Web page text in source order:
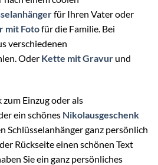
für Ihren Vater oder
mit Fotofür die Familie. Bei
verschiedenen
Oder Kette mit Gravur und
zum Einzug oder als
ein schönes Nikolausgeschenk
Schlüsselanhänger ganz persönlich
Rückseite einen schönen Text
Sie ein ganz persönliches